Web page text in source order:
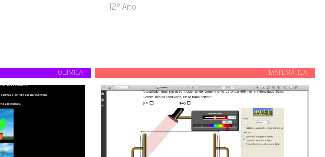
QUÍMICA
12º Ano
MATEMÁTICA